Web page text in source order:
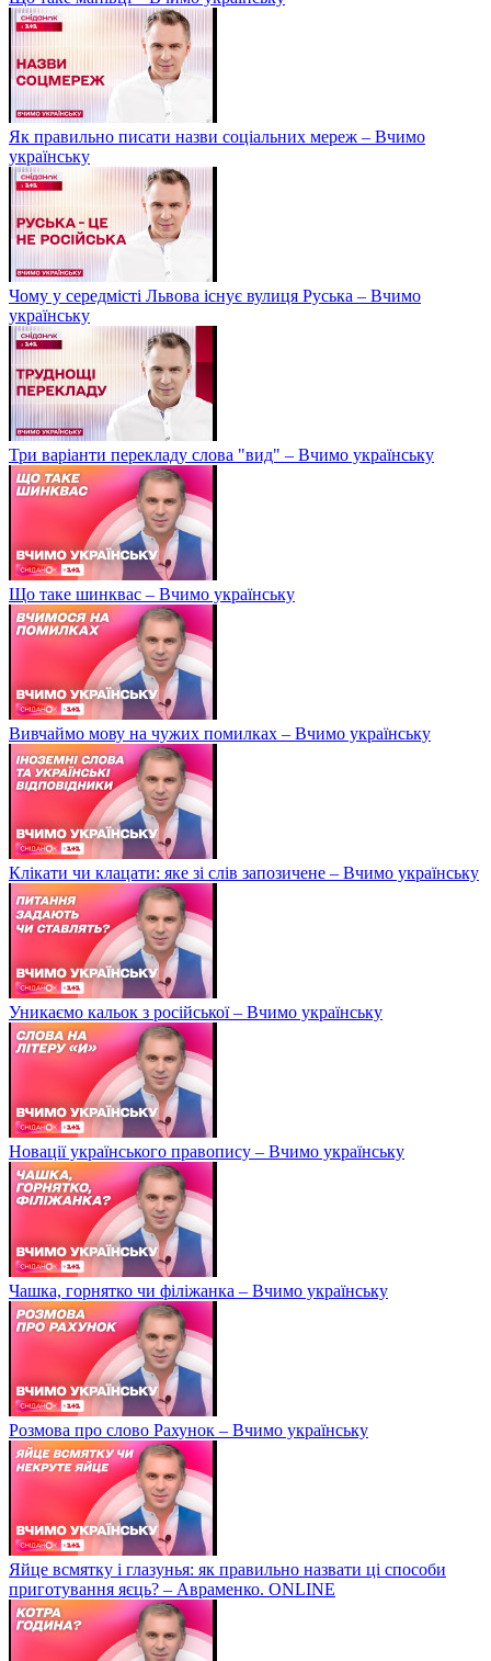
Як правильно писати назви соціальних мереж – Вчимо
українську
Чому у середмісті Львова існує вулиця Руська – Вчимо
українську
Три варіанти перекладу слова "вид" – Вчимо українську
Що таке шинквас – Вчимо українську
Вивчаймо мову на чужих помилках – Вчимо українську
Клікати чи клацати: яке зі слів запозичене – Вчимо українську
Уникаємо кальок з російської – Вчимо українську
Новації українського правопису – Вчимо українську
Чашка, горнятко чи філіжанка – Вчимо українську
Розмова про слово Рахунок – Вчимо українську
Яйце всмятку і глазунья: як правильно назвати ці способи
приготування яєць? – Авраменко. ONLINE